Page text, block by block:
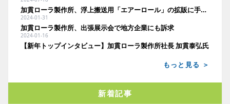
加貫ローラ製作所、浮上搬送用「エアーロール」の拡販に手応え
2024-01-31
加貫ローラ製作所、出張展示会で地方企業にも訴求
2024-01-16
【新年トップインタビュー】加貫ローラ製作所社長 加貫泰弘氏
もっと見る ＞
新着記事